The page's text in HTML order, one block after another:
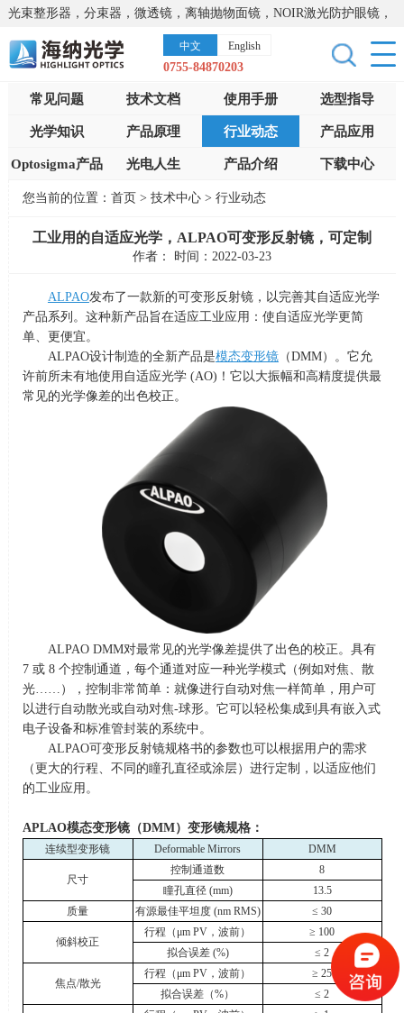
光束整形器，分束器，微透镜，离轴抛物面镜，NOIR激光防护眼镜，
太阳能模拟器，显微镜载物台，激光器，光谱仪，红外热像仪，激光
晶体
中文 English
0755-84870203
常见问题 技术文档 使用手册 选型指导
光学知识 产品原理 行业动态 产品应用
Optosigma产品 光电人生 产品介绍 下载中心
您当前的位置： 首页 > 技术中心 > 行业动态
工业用的自适应光学，ALPAO可变形反射镜，可定制
作者： 时间：2022-03-23
ALPAO发布了一款新的可变形反射镜，以完善其自适应光学
产品系列。这种新产品旨在适应工业应用：使自适应光学更简
单、更便宜。
ALPAO设计制造的全新产品是模态变形镜（DMM）。它允
许前所未有地使用自适应光学(AO) ！它以大振幅和高精度提供最
常见的光学像差的出色校正。
ALPAO DMM对最常见的光学像差提供了出色的校正。具有
7 或8 个控制通道，每个通道对应一种光学模式（例如对焦、散
光…… ），控制非常简单：就像进行自动对焦一样简单，用户可
以进行自动散光或自动对焦-球形。它可以轻松集成到具有嵌入式
电子设备和标准管封装的系统中。
ALPAO可变形反射镜规格书的参数也可以根据用户的需求
（更大的行程、不同的瞳孔直径或涂层）进行定制，以适应他们
的工业应用。
APLAO模态变形镜（DMM）变形镜规格：
连续型变形镜 Deformable Mirrors DMM
尺寸
控制通道数
8
瞳孔直径(mm)
13.5
质量
有源最佳平坦度(nm RMS) ≤ 30
倾斜校正
行程（ μm PV ，波前）
≥ 100
拟合误差(%) ≤ 2
焦点/散光
行程（ μm PV ，波前）
≥ 25
拟合误差（%） ≤ 2